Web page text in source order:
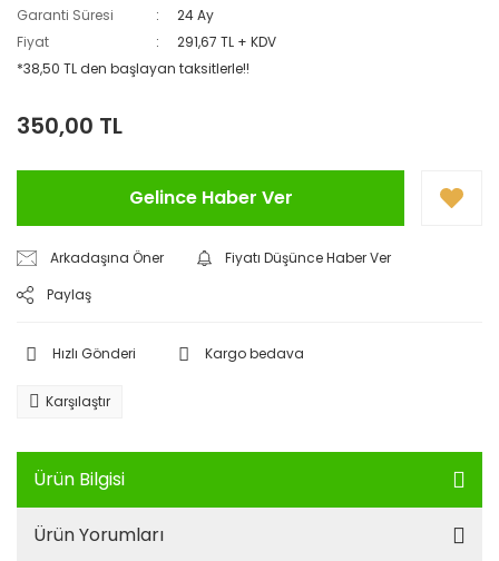
Garanti Süresi
24 Ay
Fiyat
291,67 TL + KDV
*38,50 TL den başlayan taksitlerle!!
350,00 TL
Gelince Haber Ver
Arkadaşına Öner
Fiyatı Düşünce Haber Ver
Paylaş
Hızlı Gönderi Kargo bedava
Karşılaştır
Ürün Bilgisi
Ürün Yorumları